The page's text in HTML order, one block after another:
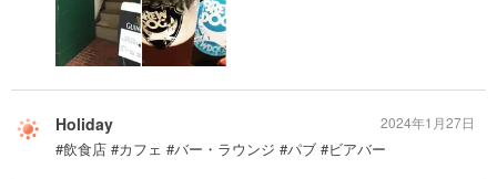
Holiday
#飲食店 #カフェ #バー・ラウンジ #パブ #ビアバー
2024年1月27日